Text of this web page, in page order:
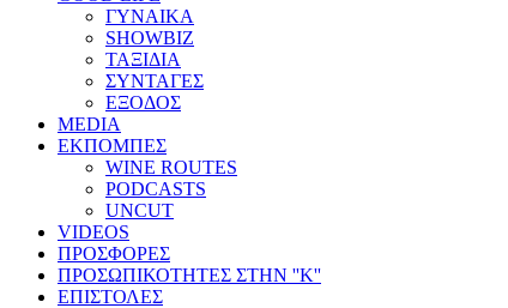
ΓΥΝΑΙΚΑ
SHOWBIZ
ΤΑΞΙΔΙΑ
ΣΥΝΤΑΓΕΣ
ΕΞΟΔΟΣ
MEDIA
ΕΚΠΟΜΠΕΣ
WINE ROUTES
PODCASTS
UNCUT
VIDEOS
ΠΡΟΣΦΟΡΕΣ
ΠΡΟΣΩΠΙΚΟΤΗΤΕΣ ΣΤΗΝ ''Κ''
ΕΠΙΣΤΟΛΕΣ